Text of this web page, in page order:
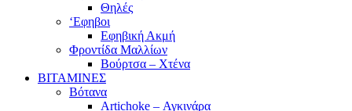
Θηλές
‘Εφηβοι
Εφηβική Ακμή
Φροντίδα Μαλλίων
Βούρτσα – Χτένα
ΒΙΤΑΜΙΝΕΣ
Βότανα
Artichoke – Αγκινάρα